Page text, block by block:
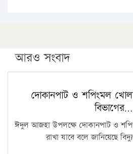
পিএইচডি করছেন কুয়েটের কৃতি…
সারা দেশে বজ্রাঘাতে ১৪ জনের
কঠোর হচ্ছে এসএসসি ও
ফরিদগঞ্জে আগুনে পুড়লো ৬ ব্যবসা
আরও সংবাদ
দোকানপাট ও শপিংমল খোলা
বিভাগের…
ঈদুল আজহা উপলক্ষে দোকানপাট ও
রাখা যাবে বলে জানিয়েছে